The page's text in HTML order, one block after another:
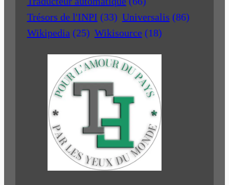
Trésors de l'INPI (33) Universalis (86)
Wikipedia (25) Wikisource (18)